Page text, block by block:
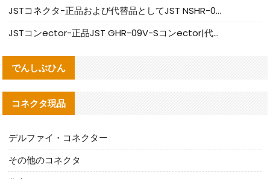
JSTコネクタ-正品および代替品としてJST NSHR-02V-Sコネクタを提供します
JSTコンector-正品JST GHR-09V-Sコンector|代替品提供
でんしぶひん
コネクタ現品
デルファイ・コネクター
その他のコネクタ